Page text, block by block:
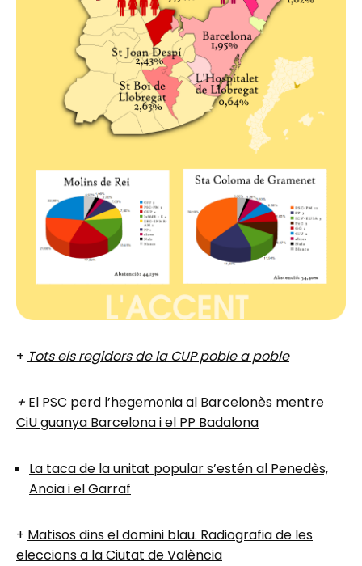
+ Tots els regidors de la CUP poble a poble
+ El PSC perd l’hegemonia al Barcelonès mentre
CiU guanya Barcelona i el PP Badalona
La taca de la unitat popular s’estén al Penedès,
Anoia i el Garraf
+ Matisos dins el domini blau. Radiografia de les
eleccions a la Ciutat de València